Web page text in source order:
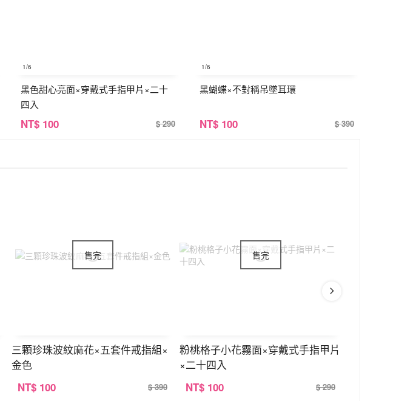
1/6
黑色甜心亮面×穿戴式手指甲片×二十
四入
NT$ 100 $ 290
1/6
黑蝴蝶×不對稱吊墜耳環
NT$ 100 $ 390
三顆珍珠波紋麻花×五套件戒指組×
金色
NT$ 100 $ 390
粉桃格子小花霧面×穿戴式手指甲片
×二十四入
NT$ 100 $ 290